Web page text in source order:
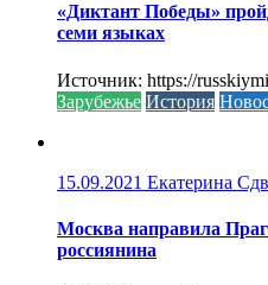
«Диктант Победы»
семи языках
Источник: https://
Зарубежье История
15.09.2021 Екатерина
Москва направила
россиянина